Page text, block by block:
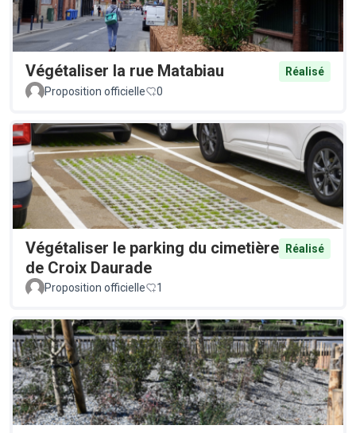
Végétaliser la rue Matabiau
Réalisé
Proposition officielle
0
Végétaliser le parking du cimetière
de Croix Daurade
Réalisé
Proposition officielle 1